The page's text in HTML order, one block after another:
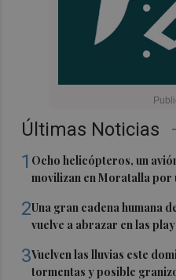
Últimas Noticias
1 Ocho helicópteros, un
movilizan en Moratalla
2Una gran cadena humana
vuelve a abrazar en las
3Vuelven las lluvias este
tormentas y posible